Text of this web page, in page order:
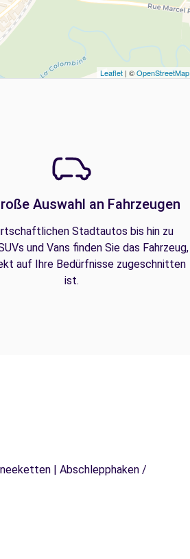
Leaflet | ©OpenStreetMap
Auswahl an Fahrzeugen
Stadtautos bis hin zu
und Vans finden Sie das Fahrzeug,
auf Ihre Bedürfnisse zugeschnitten
ist.
| Abschlepphaken /